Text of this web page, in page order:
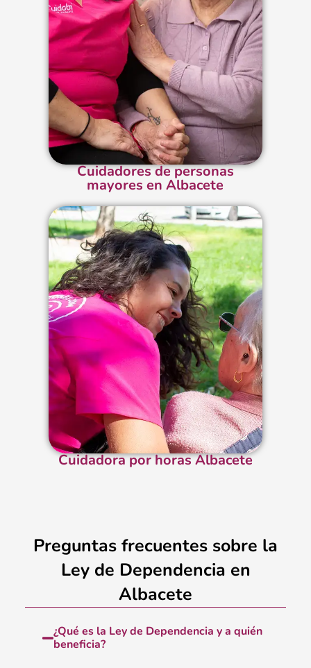
Cuidadores de personas
mayores en Albacete
Cuidadora por horas Albacete
Preguntas frecuentes sobre la
Ley de Dependencia en
Albacete
¿Qué es la Ley de Dependencia y a quién
beneficia?